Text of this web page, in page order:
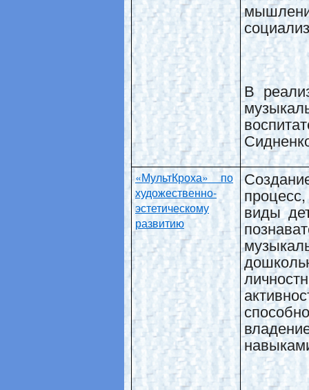
В
«МультКроха» по
художественно-
эстетическому
развитию
виды